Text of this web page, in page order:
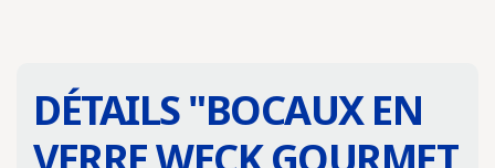
DÉTAILS "BOCAUX EN